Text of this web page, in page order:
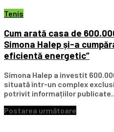
Tenis
Cum arată casa de
Simona Halep și-a
eficientă energetic”
Simona Halep a investit
situată într-un complex
potrivit informațiilor publicate...
Postarea următoare